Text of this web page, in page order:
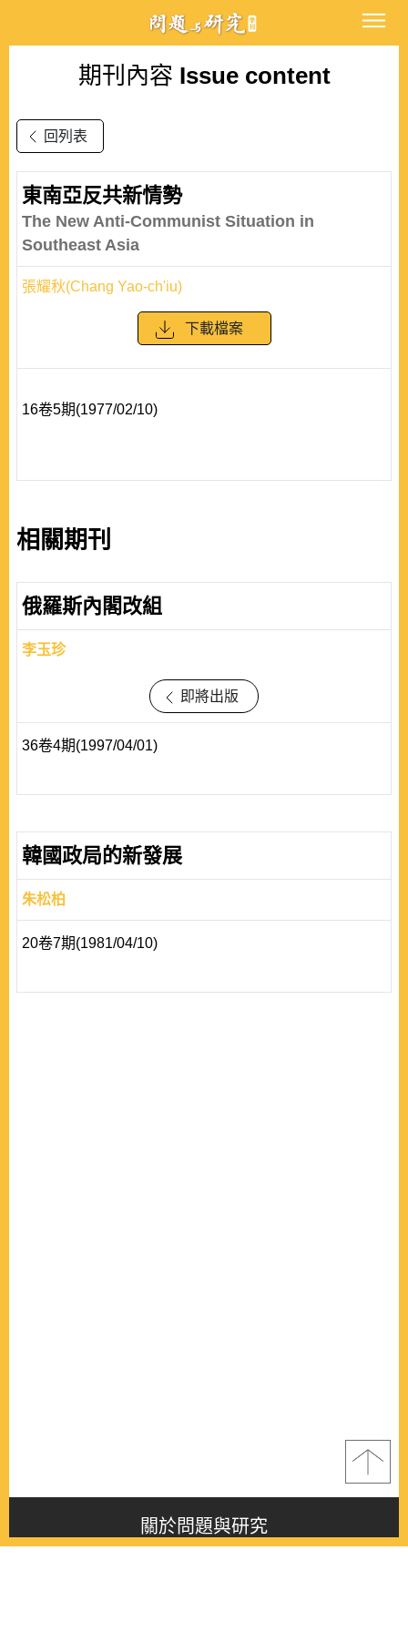
期刊內容 Issue content
回列表
東南亞反共新情勢
The New Anti-Communist Situation in
Southeast Asia
張耀秋(Chang Yao-ch'iu)
下載檔案
16卷5期(1977/02/10)
相關期刊
俄羅斯內閣改組
李玉珍
即將出版
36卷4期(1997/04/01)
韓國政局的新發展
朱松柏
20卷7期(1981/04/10)
關於問題與研究
About this journal